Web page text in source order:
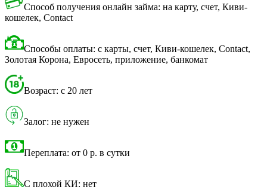
Способ получения онлайн займа: на карту, счет, Киви-
кошелек, Contact
Способы оплаты: с карты, счет, Киви-кошелек, Contact,
Золотая Корона, Евросеть, приложение, банкомат
Возраст: с 20 лет
Залог: не нужен
Переплата: от 0 р. в сутки
С плохой КИ: нет